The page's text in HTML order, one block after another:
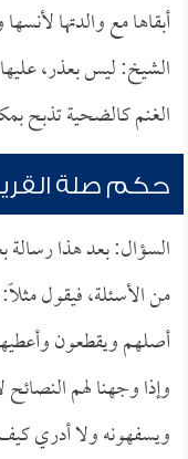
أبقاها مع والدتها
الشيخ: ليس بعذر،
الغنم كالضحية تذبح
حكم صلة
السؤال: بعد هذا رسالة
من الأسئلة، فيقول
أصلهم ويقطعون
وإذا وجهنا لهم
ويسفهونه ولا أدري